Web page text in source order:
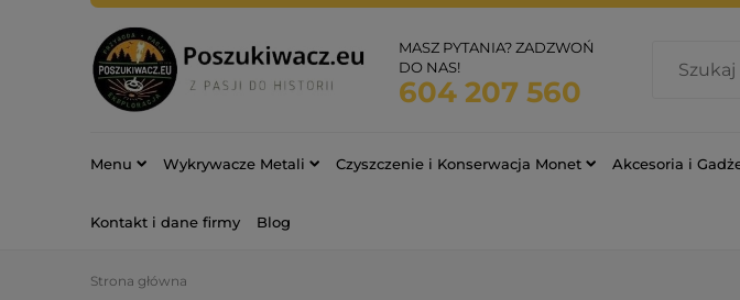
MASZ PYTANIA? ZADZWOŃ
DO NAS!
604 207 560
Menu Wykrywacze Metali Czyszczenie i Konserwacja Monet Akcesoria i
Kontakt i dane firmy Blog
Strona główna